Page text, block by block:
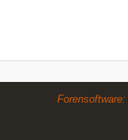
Forensoftware: